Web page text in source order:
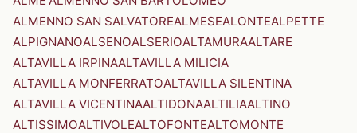
ALMENNO SAN SALVATOREALMESEALONTEALPETTE
ALPIGNANOALSENOALSERIOALTAMURAALTARE
ALTAVILLA IRPINAALTAVILLA MILICIA
ALTAVILLA MONFERRATOALTAVILLA SILENTINA
ALTAVILLA VICENTINAALTIDONAALTILIAALTINO
ALTISSIMOALTIVOLEALTOFONTEALTOMONTE